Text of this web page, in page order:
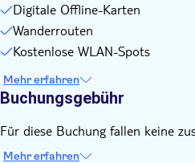
Digitale Offline-Karten
Wanderrouten
Kostenlose WLAN-Spots
Mehr erfahren
Buchungsgebühr
Für diese Buchung fallen keine
Mehr erfahren